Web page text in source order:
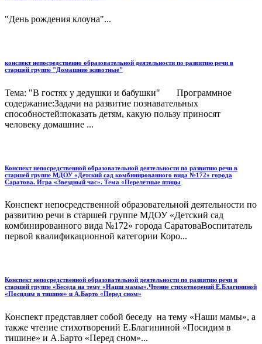
"День рождения клоуна"...
конспект непосредственно образовательной деятельности по развитию речи в
старшей группе "Домашние животные"
Тема: "В гостях у дедушки и бабушки" Программное
содержание:Задачи на развитие познавательных
способностей:показать детям, какую пользу приносят
человеку домашние ...
Конспект непосредственной образовательной деятельности по развитию речи в
старшей группе МДОУ «Детский сад комбинированного вида №172» города
Саратова. Игра «Звездный час». Тема «Перелетные птицы
Конспект непосредственной образовательной деятельности по
развитию речи в старшей группе МДОУ «Детский сад
комбинированного вида №172» города СаратоваВоспитатель
первой квалификационной категории Коро...
Конспект непосредственной образовательной деятельности по развитию речи в
старшей группе «Беседа на тему «Наши мамы».Чтение стихотворений Е.Благининой
«Посидим в тишине» и А.Барто «Перед сном»
Конспект представляет собой беседу на тему «Наши мамы», а
также чтение стихотворений Е.Благининой «Посидим в
тишине» и А.Барто «Перед сном»...